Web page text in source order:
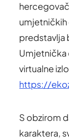
umjetničkih
predstavlja
Umjetnička
virtualne
https://
S obzirom
karaktera,